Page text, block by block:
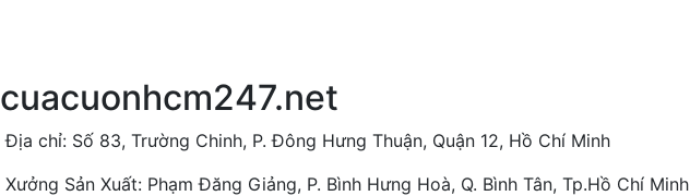
cuacuonhcm247.net
Địa chỉ: Số 83, Trường Chinh, P. Đông Hưng Thuận, Quận 12, Hồ Chí Minh
Xưởng Sản Xuất: Phạm Đăng Giảng, P. Bình Hưng Hoà, Q. Bình Tân, Tp.Hồ Chí Minh